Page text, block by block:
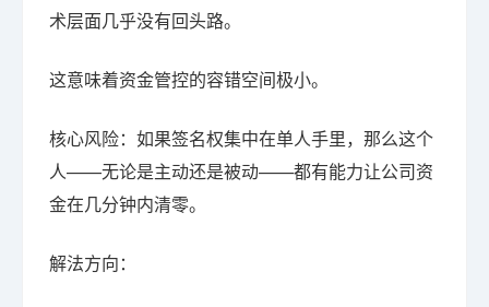
术层面几乎没有回头路。
这意味着资金管控的容错空间极小。
核心风险：如果签名权集中在单人手里，那么这个
人——无论是主动还是被动——都有能力让公司资
金在几分钟内清零。
解法方向：